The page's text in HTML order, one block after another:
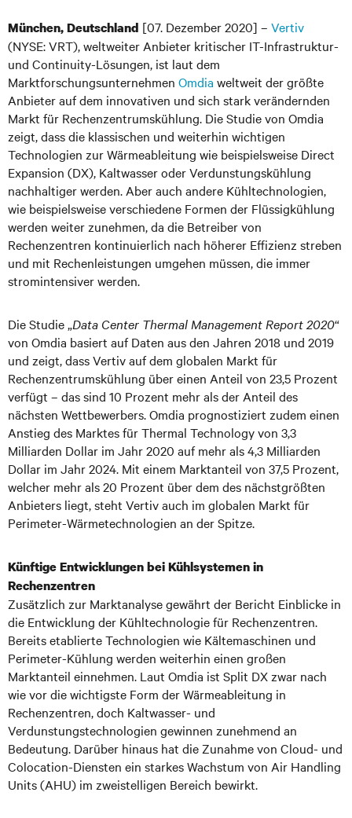
München, Deutschland [07. Dezember 2020] – Vertiv
(NYSE: VRT), weltweiter Anbieter kritischer IT-Infrastruktur-
und Continuity-Lösungen, ist laut dem
Marktforschungsunternehmen Omdia weltweit der größte
Anbieter auf dem innovativen und sich stark verändernden
Markt für Rechenzentrumskühlung. Die Studie von Omdia
zeigt, dass die klassischen und weiterhin wichtigen
Technologien zur Wärmeableitung wie beispielsweise Direct
Expansion (DX), Kaltwasser oder Verdunstungskühlung
nachhaltiger werden. Aber auch andere Kühltechnologien,
wie beispielsweise verschiedene Formen der Flüssigkühlung
werden weiter zunehmen, da die Betreiber von
Rechenzentren kontinuierlich nach höherer Effizienz streben
und mit Rechenleistungen umgehen müssen, die immer
stromintensiver werden.
Die Studie „Data Center Thermal Management Report 2020“
von Omdia basiert auf Daten aus den Jahren 2018 und 2019
und zeigt, dass Vertiv auf dem globalen Markt für
Rechenzentrumskühlung über einen Anteil von 23,5 Prozent
verfügt – das sind 10 Prozent mehr als der Anteil des
nächsten Wettbewerbers. Omdia prognostiziert zudem einen
Anstieg des Marktes für Thermal Technology von 3,3
Milliarden Dollar im Jahr 2020 auf mehr als 4,3 Milliarden
Dollar im Jahr 2024. Mit einem Marktanteil von 37,5 Prozent,
welcher mehr als 20 Prozent über dem des nächstgrößten
Anbieters liegt, steht Vertiv auch im globalen Markt für
Perimeter-Wärmetechnologien an der Spitze.
Künftige Entwicklungen bei Kühlsystemen in
Rechenzentren
Zusätzlich zur Marktanalyse gewährt der Bericht Einblicke in
die Entwicklung der Kühltechnologie für Rechenzentren.
Bereits etablierte Technologien wie Kältemaschinen und
Perimeter-Kühlung werden weiterhin einen großen
Marktanteil einnehmen. Laut Omdia ist Split DX zwar nach
wie vor die wichtigste Form der Wärmeableitung in
Rechenzentren, doch Kaltwasser- und
Verdunstungstechnologien gewinnen zunehmend an
Bedeutung. Darüber hinaus hat die Zunahme von Cloud- und
Colocation-Diensten ein starkes Wachstum von Air Handling
Units (AHU) im zweistelligen Bereich bewirkt.